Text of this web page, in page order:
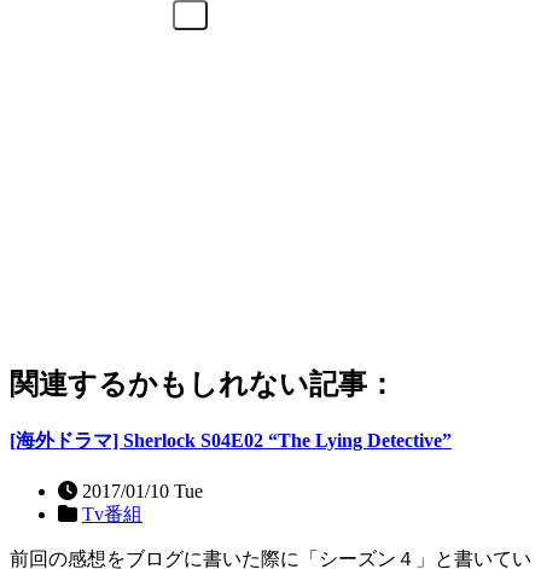
関連するかもしれない記事：
[海外ドラマ] Sherlock S04E02 “The Lying Detective”
2017/01/10 Tue
Tv番組
前回の感想をブログに書いた際に「シーズン４」と書いてい